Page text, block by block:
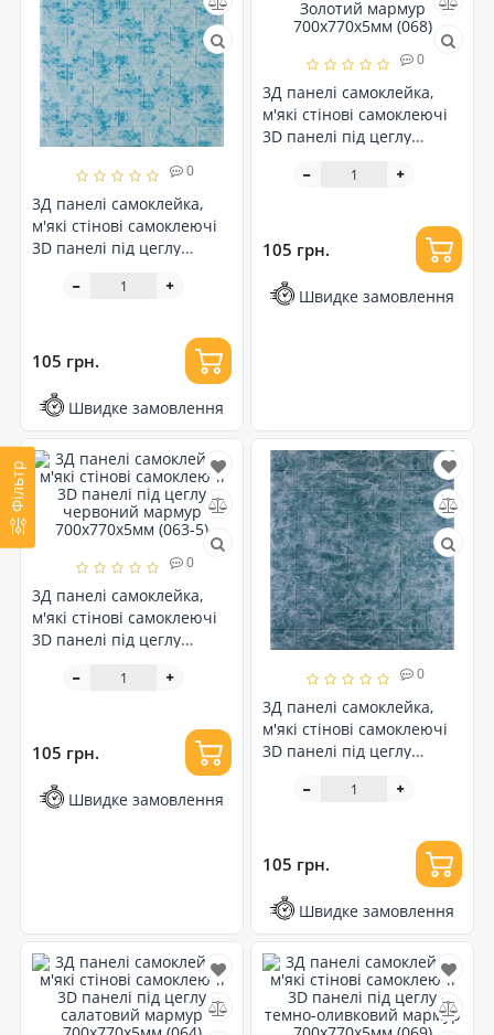
Фільтр
0
3Д панелі самоклейка,
м'які стінові самоклеючі
3D панелі під цеглу
700x770x5мм (065)
105 грн.
Швидке замовлення
0
3Д панелі самоклейка,
м'які стінові самоклеючі
3D панелі під цеглу
700x770x5мм (068)
105 грн.
Швидке замовлення
0
3Д панелі самоклейка,
м'які стінові самоклеючі
3D панелі під цеглу
700x770x5мм (063-5)
105 грн.
Швидке замовлення
0
3Д панелі самоклейка,
м'які стінові самоклеючі
3D панелі під цеглу
700x770x5мм (067)
105 грн.
Швидке замовлення